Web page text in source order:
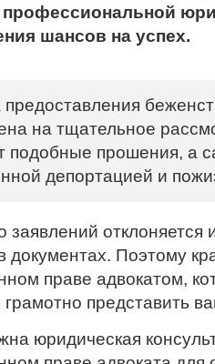
шансов на успех.
на тщательное
подобные прошения, а
депортацией и
заявлений отклоняется
документах. Поэтому
праве адвокатом,
представить
юридическая